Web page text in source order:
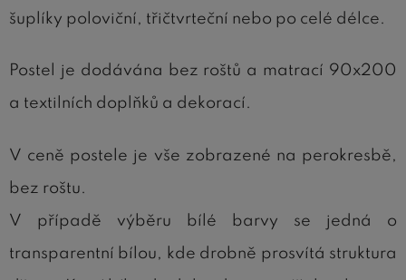
šuplíky poloviční, třičtvrteční nebo po celé délce.
Postel je dodávána bez roštů a matrací 90x200
a textilních doplňků a dekorací.
V ceně postele je vše zobrazené na perokresbě,
bez roštu.
V případě výběru bílé barvy se jedná o
transparentní bílou, kde drobně prosvítá struktura